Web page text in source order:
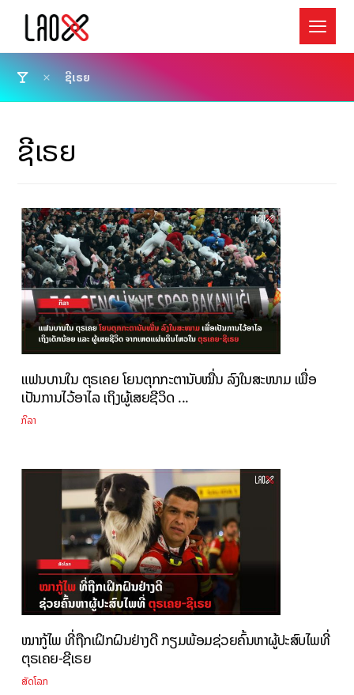
ຊີເຣຍ
ຊີເຣຍ
ແຟນບານໃນ ຕຸຣເຄຍ ໂຍນຕຸກກະຕານັບໝື່ນ ລົງໃນສະໜາມ ເພື່ອ
ເປັນການໄວ້ອາໄລ ເຖິງຜູ້ເສຍຊີວິດ ...
ກິລາ
ໝາກູ້ໄພ ທີ່ຖືກເຝິກຝົນຢ່າງດີ ກຽມພ້ອມຊ່ວຍຄົ້ນຫາຜູ້ປະສົບໄພທີ່
ຕຸຣເຄຍ-ຊີເຣຍ
ສັດໂລກ